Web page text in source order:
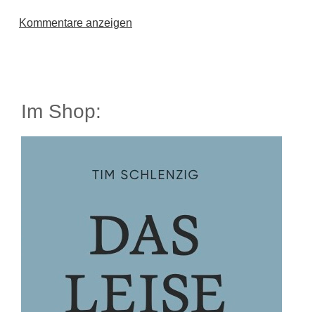
Kommentare anzeigen
Im Shop: